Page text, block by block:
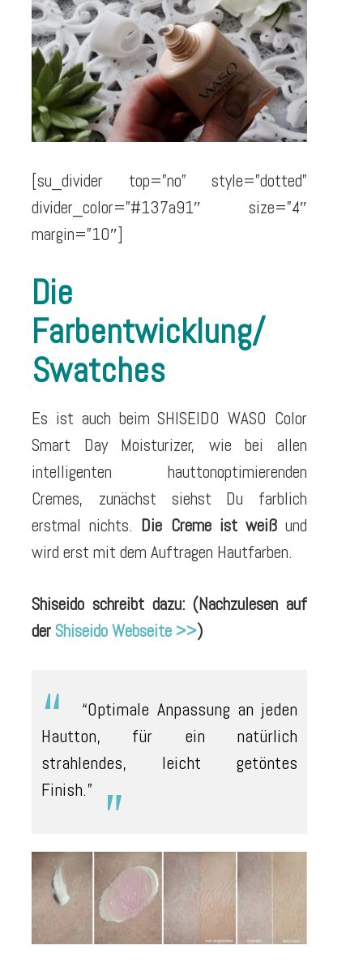
[su_divider top=”no” style=”dotted”
divider_color=”#137a91″ size=”4″
margin=”10″]
Die
Farbentwicklung/
Swatches
Es ist auch beim SHISEIDO WASO Color
Smart Day Moisturizer, wie bei allen
intelligenten hauttonoptimierenden
Cremes, zunächst siehst Du farblich
erstmal nichts. Die Creme ist weißund
wird erst mit dem Auftragen Hautfarben.
Shiseido schreibt dazu: (Nachzulesen auf
derShiseido Webseite >>)
“Optimale Anpassung an jeden
Hautton, für ein natürlich
strahlendes, leicht getöntes
Finish.”